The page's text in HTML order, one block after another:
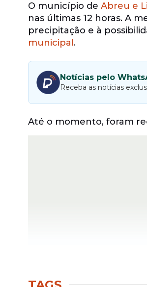
O município de Abreu e
nas últimas 12 horas. A
precipitação e à
municipal .
Notícias pelo
Receba as notícias
Até o momento, foram
03 solicitações para